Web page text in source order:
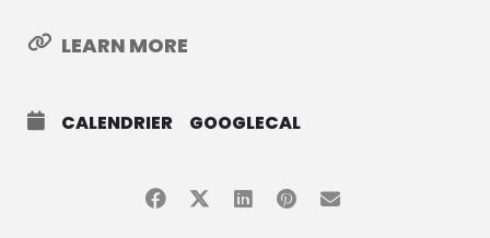
intérieur plus sain en Europe et au-delà, en traduisant les
LEARN MORE
CALENDRIER GOOGLECAL